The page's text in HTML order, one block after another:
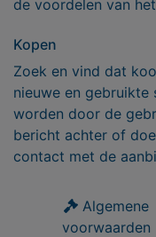
de voordelen van
Kopen
Zoek en vind dat
nieuwe en gebruikte
worden door de
bericht achter of
contact met de
Algemene
voorwaarden